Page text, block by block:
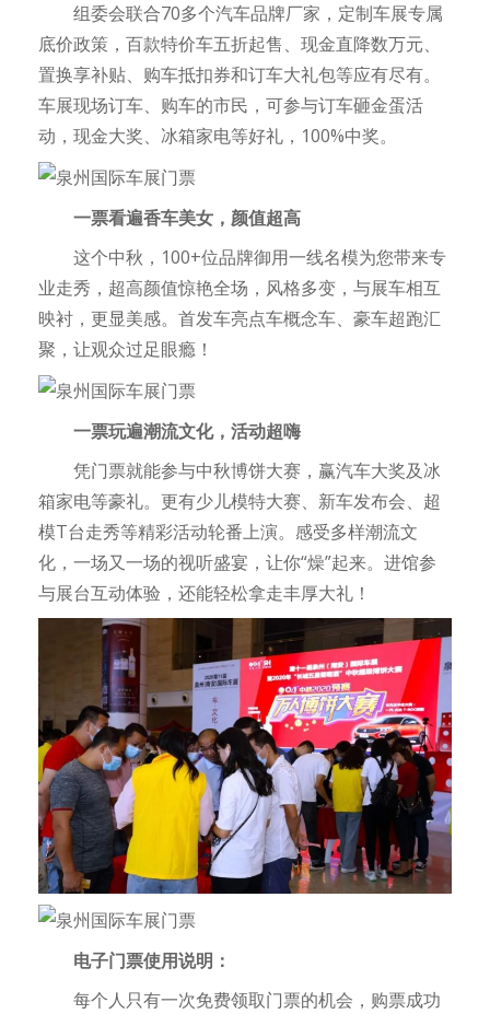
组委会联合70多个汽车品牌厂家，定制车展专属
底价政策，百款特价车五折起售、现金直降数万元、
置换享补贴、购车抵扣券和订车大礼包等应有尽有。
车展现场订车、购车的市民，可参与订车砸金蛋活
动，现金大奖、冰箱家电等好礼，100%中奖。
一票看遍香车美女，颜值超高
这个中秋，100+位品牌御用一线名模为您带来专
业走秀，超高颜值惊艳全场，风格多变，与展车相互
映衬，更显美感。首发车亮点车概念车、豪车超跑汇
聚，让观众过足眼瘾！
一票玩遍潮流文化，活动超嗨
凭门票就能参与中秋博饼大赛，赢汽车大奖及冰
箱家电等豪礼。更有少儿模特大赛、新车发布会、超
模T台走秀等精彩活动轮番上演。感受多样潮流文
化，一场又一场的视听盛宴，让你“燥”起来。进馆参
与展台互动体验，还能轻松拿走丰厚大礼！
电子门票使用说明：
每个人只有一次免费领取门票的机会，购票成功